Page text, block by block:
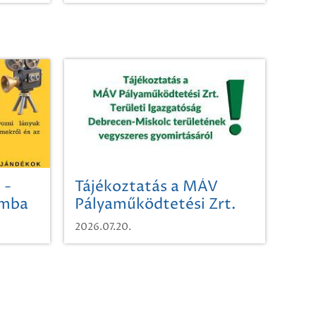
-
Tájékoztatás a MÁV
Pályaműködtetési Zrt.
Területi Igazgatóság
Debrecen-Miskolc
2026.07.20.